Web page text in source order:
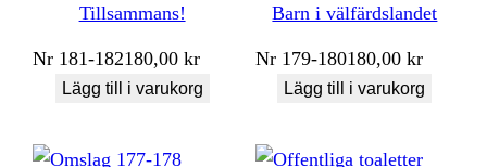
Tillsammans!
Nr 181-182180,00kr
Lägg till i varukorg
Barn i välfärdslandet
Nr 179-180180,00kr
Lägg till i varukorg